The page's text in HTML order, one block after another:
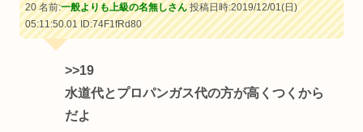
20 名前:一般よりも上級の名無しさん投稿日時:2019/12/01(日)
05:11:50.01ID:74F1fRd80
>>19
水道代とプロパンガス代の方が高くつくから
だよ